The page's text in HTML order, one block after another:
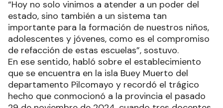
“Hoy no solo vinimos a atender a un poder del
estado, sino también a un sistema tan
importante para la formación de nuestros niños,
adolescentes y jóvenes, como es el compromiso
de refacción de estas escuelas”, sostuvo.
En ese sentido, habló sobre el establecimiento
que se encuentra en la isla Buey Muerto del
departamento Pilcomayo y recordó el trágico
hecho que conmocionó a la provincia el pasado